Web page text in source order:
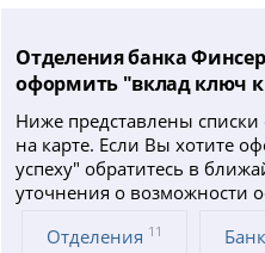
Отделения банка
оформить "вклад ключ к
Ниже представлены
на карте. Если Вы хотите
успеху" обратитесь в
уточнения о возможности
Отделения 11